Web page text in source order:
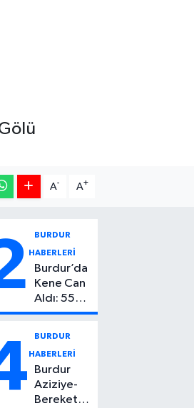
A- A+
BURDUR
HABERLERİ
Burdur’da
Kene Can
Aldı: 55
Yaşındaki
Kaybetti
BURDUR
HABERLERİ
Burdur
Aziziye-
Bereket